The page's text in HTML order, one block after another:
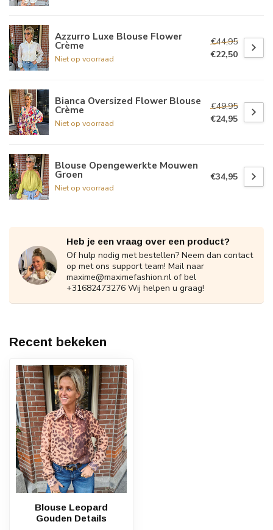
Azzurro Luxe Blouse Flower
Crème
Niet op voorraad
€44,95
€22,50
Bianca Oversized Flower Blouse
Crème
Niet op voorraad
€49,95
€24,95
Blouse Opengewerkte Mouwen
Groen
Niet op voorraad
€34,95
Heb je een vraag over een product?
Of hulp nodig met bestellen? Neem dan contact
op met ons support team! Mail naar
maxime@maximefashion.nl of bel
+31682473276 Wij helpen u graag!
Recent bekeken
Blouse Leopard
Gouden Details